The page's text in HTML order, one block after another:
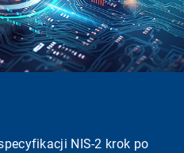
NIS-2 krok po